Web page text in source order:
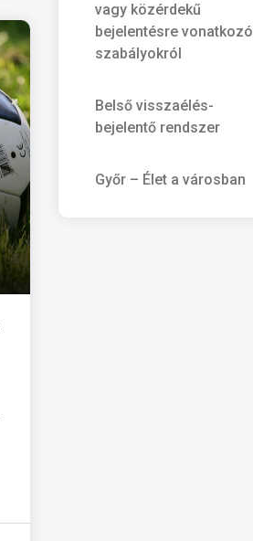
vagy közérdekű
bejelentésre vonatkozó
szabályokról
Belső visszaélés-
bejelentő rendszer
Győr – Élet a városban